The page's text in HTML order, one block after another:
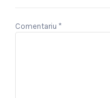
Comentariu *